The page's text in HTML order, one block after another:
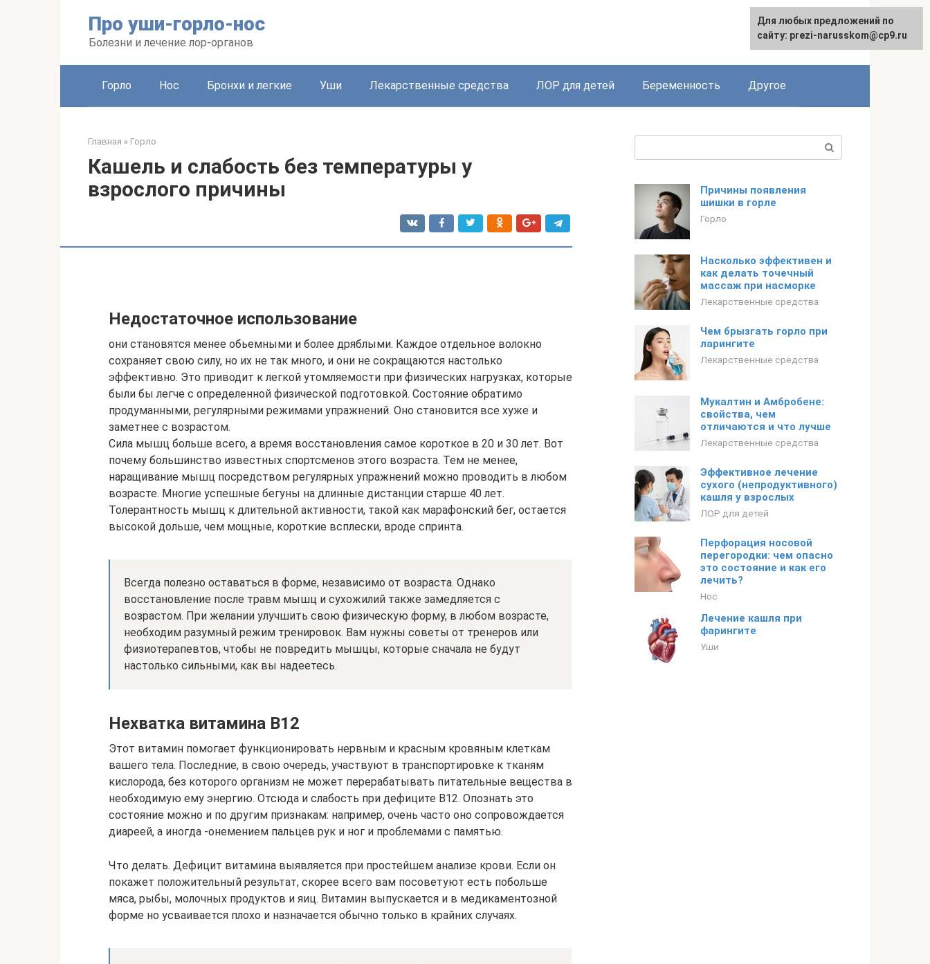
Про уши-горло-нос
Болезни и лечение лор-органов
Горло Нос Бронхи и легкие Уши Лекарственные средства ЛОР для детей Беременность Другое
Главная » Горло
Кашель и слабость без температуры у
взрослого причины
Недостаточное использование
они становятся менее обьемными и более дряблыми. Каждое отдельное волокно
сохраняет свою силу, но их не так много, и они не сокращаются настолько
эффективно. Это приводит к легкой утомляемости при физических нагрузках, которые
были бы легче с определенной физической подготовкой. Состояние обратимо
продуманными, регулярными режимами упражнений. Оно становится все хуже и
заметнее с возрастом.
Сила мышц больше всего, а время восстановления самое короткое в 20 и 30 лет. Вот
почему большинство известных спортсменов этого возраста. Тем не менее,
наращивание мышц посредством регулярных упражнений можно проводить в любом
возрасте. Многие успешные бегуны на длинные дистанции старше 40 лет.
Толерантность мышц к длительной активности, такой как марафонский бег, остается
высокой дольше, чем мощные, короткие всплески, вроде спринта.
Всегда полезно оставаться в форме, независимо от возраста. Однако
восстановление после травм мышц и сухожилий также замедляется с
возрастом. При желании улучшить свою физическую форму, в любом возрасте,
необходим разумный режим тренировок. Вам нужны советы от тренеров или
физиотерапевтов, чтобы не повредить мышцы, которые сначала не будут
настолько сильными, как вы надеетесь.
Нехватка витамина В12
Этот витамин помогает функционировать нервным и красным кровяным клеткам
вашего тела. Последние, в свою очередь, участвуют в транспортировке к тканям
кислорода, без которого организм не может перерабатывать питательные вещества в
необходимую ему энергию. Отсюда и слабость при дефиците В12. Опознать это
состояние можно и по другим признакам: например, очень часто оно сопровождается
диареей, а иногда -онемением пальцев рук и ног и проблемами с памятью.
Что делать. Дефицит витамина выявляется при простейшем анализе крови. Если он
покажет положительный результат, скорее всего вам посоветуют есть побольше
мяса, рыбы, молочных продуктов и яиц. Витамин выпускается и в медикаментозной
форме но усваивается плохо и назначается обычно только в крайних случаях.
Причины появления
шишки в горле
Горло
Насколько эффективен и
как делать точечный
массаж при насморке
Лекарственные средства
Чем брызгать горло при
ларингите
Лекарственные средства
Мукалтин и Амбробене:
свойства, чем
отличаются и что лучше
Лекарственные средства
Эффективное лечение
сухого (непродуктивного)
кашля у взрослых
ЛОР для детей
Перфорация носовой
перегородки: чем опасно
это состояние и как его
лечить?
Нос
Лечение кашля при
фарингите
Уши
Для любых предложений по
сайту: prezi-narusskom@cp9.ru